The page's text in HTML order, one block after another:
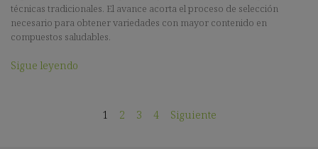
técnicas tradicionales. El avance acorta el proceso de selección
necesario para obtener variedades con mayor contenido en
compuestos saludables.
Sigue leyendo
1 2 3 4 Siguiente